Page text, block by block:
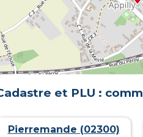
et PLU :
Pierremande (02300)